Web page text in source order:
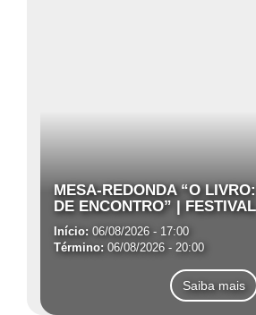
MESA-REDONDA “O
DE ENCONTRO” |
Início: 06/08/2026 - 17:00
Término: 06/08/2026 - 20:00
Saiba mais